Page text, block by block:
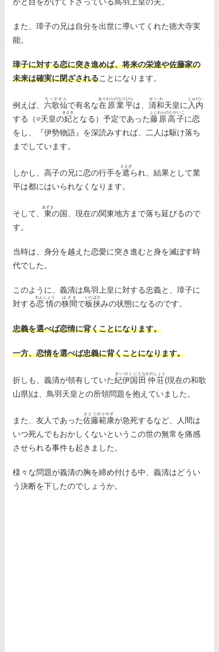
また、璋子の兄は自分を出世に導いてくれた徳大寺実
能。
璋子に対する恋に突き進めば、将来の栄達や佐藤家の
未来は確実に閉ざされることになります。
例えば、 六歌仙
ろっかせん
で有名な在原業平
ありわらのなりひら
は、 清和
せいわ
天皇に 入内
じゅだい
する（=天皇の妃
きさき
となる）予定であった藤原高子
ふじわらのたかいこ
に恋
をし、『伊勢物語』を深読みすれば、二人は駆け落ち
までしています。
しかし、高子の兄に恋の行手を遮
さえぎ
られ、結果として業
平は都にはいられなくなります。
そして、 東
あずま
の国、現在の関東地方まで落ち延びるので
す。
当時は、身分を越えた恋愛に突き進むと身を滅ぼす時
代でした。
このように、義清は鳥羽上皇に対する忠義と、璋子に
対する恋情
れんじょう
の狭間
はざま
で板挟
いたばさ
みの状態になるのです。
忠義を選べば恋情に背くことになります。
一方、恋情を選べば忠義に背くことになります。
折しも、義清が領有していた紀伊国
きいのくに
田仲荘
たなかのしょう
(現在の和歌
山県)は、鳥羽天皇との所領問題を抱えていました。
また、友人であった佐藤範康
さとうのりやす
が急死するなど、人間は
いつ死んでもおかしくないというこの世の無常を痛感
させられる事件も起きました。
様々な問題が義清の胸を締め付ける中、義清はどうい
う決断を下したのでしょうか。